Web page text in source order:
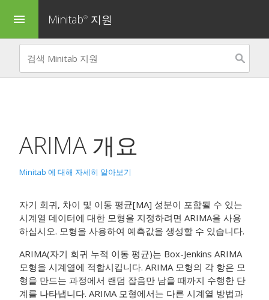
menu Minitab® 지원
ARIMA 개요
Minitab 에 대해 자세히 알아보기
자기 회귀, 차이 및 이동 평균[MA] 성분이 포함될 수 있는
시계열 데이터에 대한 모형을 지정하려면 ARIMA을 사용
하십시오. 모형을 사용하여 예측값을 생성할 수 있습니다.
ARIMA(자기 회귀 누적 이동 평균)는 Box-Jenkins ARIMA
모형을 시계열에 적합시킵니다. ARIMA 모형의 각 항은 모
형을 만드는 과정에서 랜덤 잡음만 남을 때까지 수행한 단
계를 나타냅니다. ARIMA 모형에서는 다른 시계열 방법과